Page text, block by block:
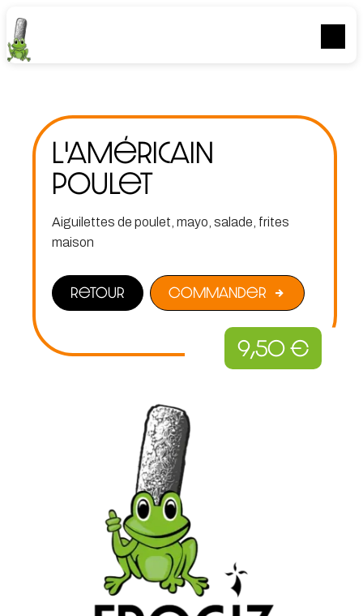
L'américain
poulet
9,50€
Aiguilettes de poulet, mayo, salade, frites
maison
Retour Commander